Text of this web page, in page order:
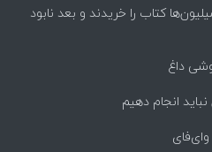
کتاب را خریدند و بعد نابود
داغ
انجام دهیم